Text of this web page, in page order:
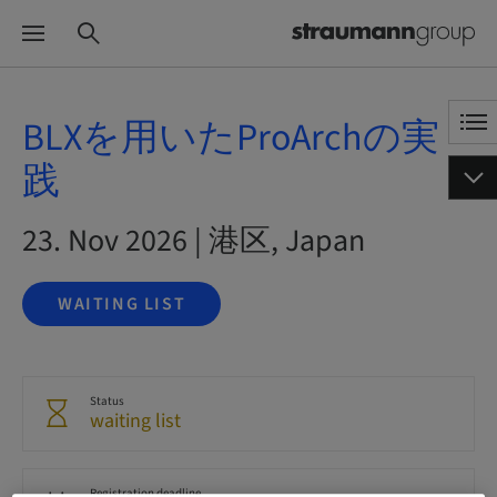
BLXを用いたProArchの実
践
23. Nov 2026 | 港区, Japan
WAITING LIST
Status
waiting list
Registration deadline